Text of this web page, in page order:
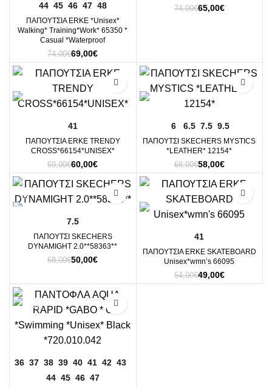
44 45 46 47 48
ΠΑΠΟΥΤΣΙA ERKE *Unisex*
Walking* Training*Work* 65350 *
Casual *Waterproof
74,00€Original
price
was:
74,00€.
69,00€Η
τρέχουσα
τιμή
είναι:
74,00€Original
65,00€Η
41
ΠΑΠΟΥΤΣΙΑ ERKE TRENDY
CROSS*66154*UNISEX*
69,00€Original
price
was:
69,00€.
60,00€Η
τρέχουσα
τιμή
είναι:
6 6.5 7.5 9.5
ΠΑΠΟΥΤΣΙ SKECHERS MYSTICS
*LEATHER* 12154*
68,00€Original
price
was:
68,00€.
58,00€Η
τρέχουσα
τιμή
είναι:
7.5
ΠΑΠΟΥΤΣΙ SKECHERS
DYNAMIGHT 2.0**58363**
68,00€Original
68,00€.
50,00€Η
είναι:
50,00€.
41
ΠΑΠΟΥΤΣΙΑ ERKE SKATEBOARD
Unisex*wmn’s 66095
54,00€Original
price
49,00€Η
τρέχουσα
36 37 38 39 40 41 42 43
44 45 46 47